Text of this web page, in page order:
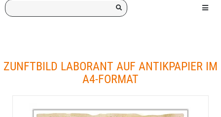
Ich
suche
Menü
ZUNFTBILD LABORANT AUF ANTIKPAPIER IM
A4-FORMAT